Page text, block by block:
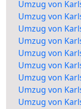
Umzug von
Umzug von
Umzug von
Umzug von
Umzug von
Umzug von
Umzug von
Umzug von
Umzug von